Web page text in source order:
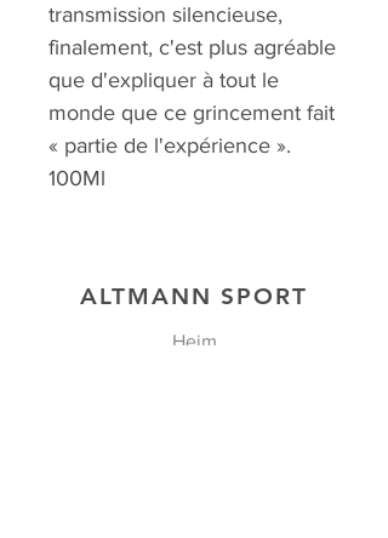
transmission silencieuse,
finalement, c'est plus agréable
que d'expliquer à tout le
monde que ce grincement fait
« partie de l'expérience ».
100Ml
ALTMANN SPORT
Heim